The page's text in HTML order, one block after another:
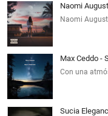
Naomi
Naomi
Max Ceddo -
Con una
Sucia